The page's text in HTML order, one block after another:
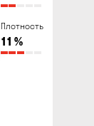
Плотность
11 %